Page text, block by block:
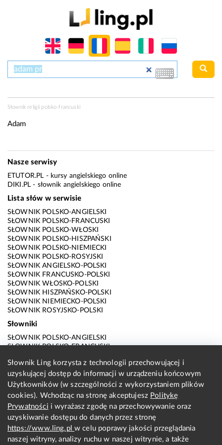
Słownik religii polsko-francuski
Adam
Nasze serwisy
ETUTOR.PL - kursy angielskiego online
DIKI.PL - słownik angielskiego online
Lista słów w serwisie
SŁOWNIK POLSKO-ANGIELSKI
SŁOWNIK POLSKO-FRANCUSKI
SŁOWNIK POLSKO-WŁOSKI
SŁOWNIK POLSKO-HISZPAŃSKI
SŁOWNIK POLSKO-NIEMIECKI
SŁOWNIK POLSKO-ROSYJSKI
SŁOWNIK ANGIELSKO-POLSKI
SŁOWNIK FRANCUSKO-POLSKI
SŁOWNIK WŁOSKO-POLSKI
SŁOWNIK HISZPAŃSKO-POLSKI
SŁOWNIK NIEMIECKO-POLSKI
SŁOWNIK ROSYJSKO-POLSKI
Słowniki
SŁOWNIK POLSKO-ANGIELSKI
SŁOWNIK POLSKO-FRANCUSKI
SŁOWNIK POLSKO-HISZPAŃSKI
SŁOWNIK POLSKO-NIEMIECKI
SŁOWNIK POLSKO-ROSYJSKI
SŁOWNIK ANGIELSKO-POLSKI
SŁOWNIK FRANCUSKO-POLSKI
SŁOWNIK WŁOSKO-POLSKI
SŁOWNIK HISZPAŃSKO-POLSKI
SŁOWNIK NIEMIECKO-POLSKI
SŁOWNIK ROSYJSKO-POLSKI
Słownik Ling korzysta z technologii przechowującej i
uzyskującej dostęp do informacji w urządzeniu końcowym
Użytkowników (w szczególności z wykorzystaniem plików
cookies). Wchodząc na stronę akceptujesz Politykę
Prywatności i wyrażasz zgodę na przechowywanie oraz
uzyskiwanie dostępu do danych przez stronę
https://www.ling.plw celu poprawy jakości przeglądania
naszej witryny, analizy ruchu w naszej witrynie, a także